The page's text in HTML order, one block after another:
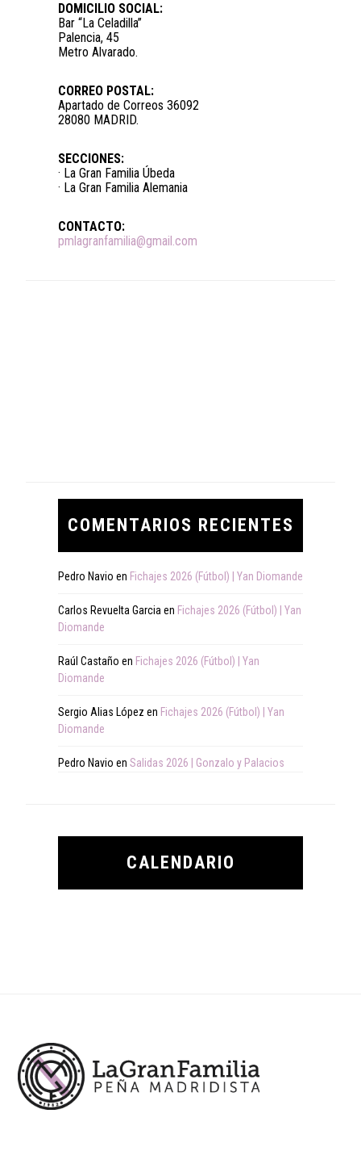
DOMICILIO SOCIAL:
Bar “La Celadilla”
Palencia, 45
Metro Alvarado.
CORREO POSTAL:
Apartado de Correos 36092
28080 MADRID.
SECCIONES:
· La Gran Familia Úbeda
· La Gran Familia Alemania
CONTACTO:
pmlagranfamilia@gmail.com
COMENTARIOS RECIENTES
Pedro Navio en Fichajes 2026 (Fútbol) | Yan Diomande
Carlos Revuelta Garcia en Fichajes 2026 (Fútbol) | Yan
Diomande
Raúl Castaño en Fichajes 2026 (Fútbol) | Yan
Diomande
Sergio Alias López en Fichajes 2026 (Fútbol) | Yan
Diomande
Pedro Navio en Salidas 2026 | Gonzalo y Palacios
CALENDARIO